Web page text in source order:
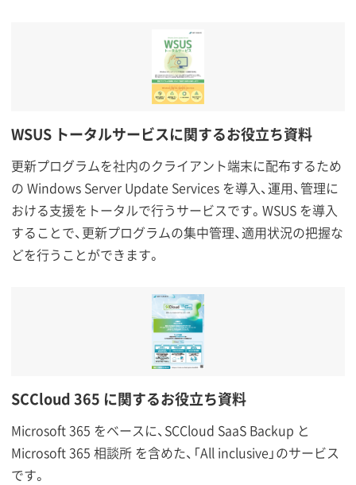
WSUS トータルサービスに関するお役立ち資料
更新プログラムを社内のクライアント端末に配布するため
の Windows Server Update Services を導入、運用、管理に
おける支援をトータルで行うサービスです。WSUS を導入
することで、更新プログラムの集中管理、適用状況の把握な
どを行うことができます。
SCCloud 365 に関するお役立ち資料
Microsoft 365 をベースに、SCCloud SaaS Backup と
Microsoft 365 相談所 を含めた、「All inclusive」のサービス
です。